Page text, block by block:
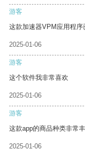
游客
这款加速器VPM应用程序
2025-01-06
游客
这个软件我非常喜欢
2025-01-06
游客
这款app的商品种类非常
2025-01-06